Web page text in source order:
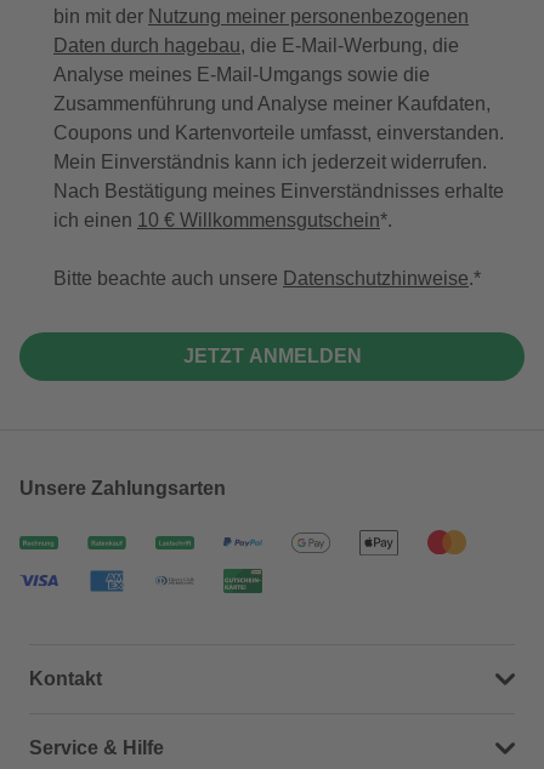
bin mit der Nutzung meiner personenbezogenen
Daten durch hagebau, die E-Mail-Werbung, die
Analyse meines E-Mail-Umgangs sowie die
Zusammenführung und Analyse meiner Kaufdaten,
Coupons und Kartenvorteile umfasst, einverstanden.
Mein Einverständnis kann ich jederzeit widerrufen.
Nach Bestätigung meines Einverständnisses erhalte
ich einen 10 € Willkommensgutschein*.
Bitte beachte auch unsere Datenschutzhinweise.
JETZT ANMELDEN
Unsere Zahlungsarten
Kontakt
Dein Kontakt zu uns
Service & Hilfe